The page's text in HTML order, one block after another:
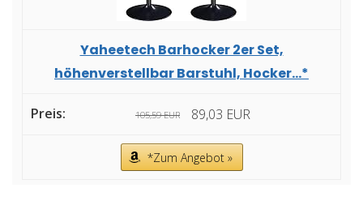
Yaheetech Barhocker 2er Set,
höhenverstellbar Barstuhl, Hocker...*
105,59 EUR 89,03 EUR
*Zum Angebot »